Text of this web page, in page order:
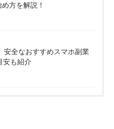
方を解説！
安全なおすすめスマホ副業
安も紹介